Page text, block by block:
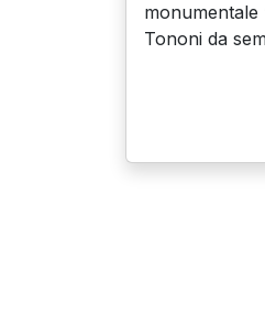
monumentale
Tononi da